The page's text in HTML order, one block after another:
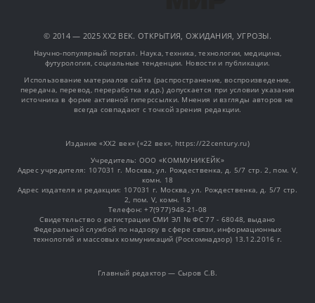
© 2014 — 2025 XX2 ВЕК. ОТКРЫТИЯ, ОЖИДАНИЯ, УГРОЗЫ.
Научно-популярный портал. Наука, техника, технологии, медицина,
футурология, социальные тенденции. Новости и публикации.
Использование материалов сайта (распространение, воспроизведение,
передача, перевод, переработка и др.) допускается при условии указания
источника в форме активной гиперссылки. Мнения и взгляды авторов не
всегда совпадают с точкой зрения редакции.
Издание «XX2 век» («22 век», https://22century.ru)
Учредитель: OOO «КОММУНИКЕЙК»
Адрес учредителя: 107031 г. Москва, ул. Рождественка, д. 5/7 стр. 2, пом. V,
комн. 18
Адрес издателя и редакции: 107031 г. Москва, ул. Рождественка, д. 5/7 стр.
2, пом. V, комн. 18
Телефон: +7(977)948-21-08
Свидетельство о регистрации СМИ ЭЛ № ФС 77 - 68048, выдано
Федеральной службой по надзору в сфере связи, информационных
технологий и массовых коммуникаций (Роскомнадзор) 13.12.2016 г.
Главный редактор — Сыров С.В.